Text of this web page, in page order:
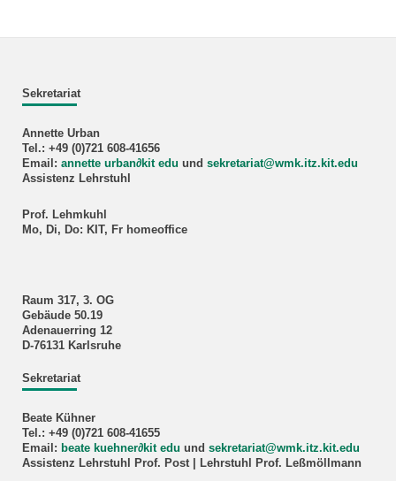
Sekretariat
Annette Urban
Tel.: +49 (0)721 608-41656
Email: annette urban∂kit edu und sekretariat@wmk.itz.kit.edu
Assistenz Lehrstuhl
Prof. Lehmkuhl
Mo, Di, Do: KIT, Fr homeoffice
Raum 317, 3. OG
Gebäude 50.19
Adenauerring 12
D-76131 Karlsruhe
Sekretariat
Beate Kühner
Tel.: +49 (0)721 608-41655
Email: beate kuehner∂kit edu und sekretariat@wmk.itz.kit.edu
Assistenz Lehrstuhl Prof. Post | Lehrstuhl Prof. Leßmöllmann